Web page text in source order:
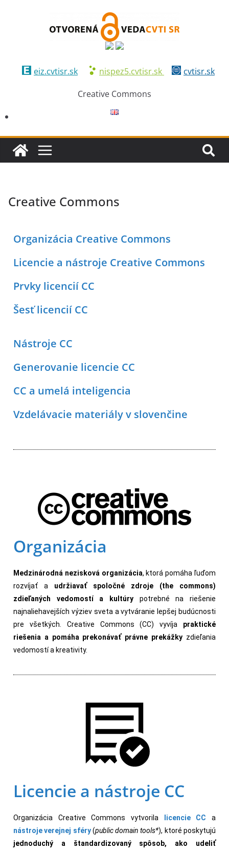
eiz.cvtisr.sk nispez5.cvtisr.sk
cvtisr.sk
Creative Commons
Creative Commons
Organizácia Creative Commons
Licencie a nástroje Creative Commons
Prvky licencií CC
Šesť licencií CC
Nástroje CC
Generovanie licencie CC
CC a umelá inteligencia
Vzdelávacie materiály v slovenčine
Organizácia
Medzinárodná nezisková organizácia, ktorá pomáha ľuďom
rozvíjať a udržiavať spoločné zdroje (the commons)
zdieľaných vedomostí a kultúry potrebné na riešenie
najnaliehavejších výziev sveta a vytváranie lepšej budúcnosti
pre všetkých. Creative Commons (CC) vyvíja praktické
riešenia a pomáha prekonávať právne prekážky zdieľania
vedomostí a kreativity.
Licencie a nástroje CC
Organizácia Creative Commons vytvorila licencie CC a
nástroje verejnej sféry(public domain tools*), ktoré poskytujú
jednoduchý a štandardizovaný spôsob, ako udeliť